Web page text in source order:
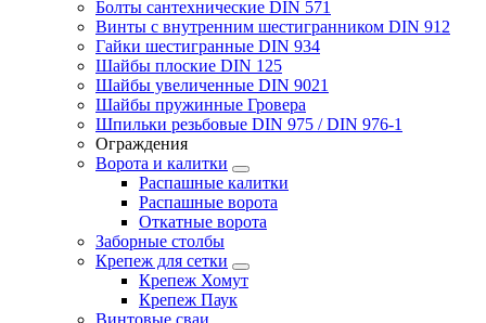
Болты сантехнические DIN 571
Винты с внутренним шестигранником DIN 912
Гайки шестигранные DIN 934
Шайбы плоские DIN 125
Шайбы увеличенные DIN 9021
Шайбы пружинные Гровера
Шпильки резьбовые DIN 975 / DIN 976-1
Ограждения
Ворота и калитки
Распашные калитки
Распашные ворота
Откатные ворота
Заборные столбы
Крепеж для сетки
Крепеж Хомут
Крепеж Паук
Винтовые сваи